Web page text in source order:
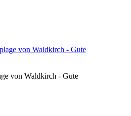
von Waldkirch - Gute